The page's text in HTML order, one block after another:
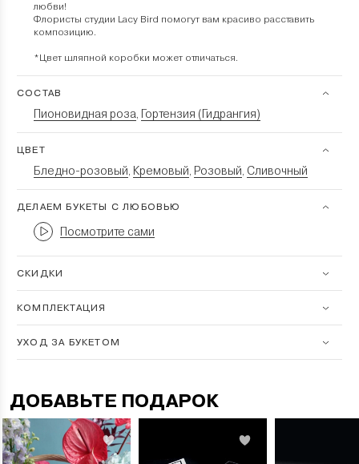
любви!
Флористы студии Lacy Bird помогут вам красиво расставить
композицию.
*Цвет шляпной коробки может отличаться.
СОСТАВ
Пионовидная роза, Гортензия (Гидрангия)
ЦВЕТ
Бледно-розовый, Кремовый, Розовый, Сливочный
ДЕЛАЕМ БУКЕТЫ С ЛЮБОВЬЮ
Посмотрите сами
СКИДКИ
КОМПЛЕКТАЦИЯ
УХОД ЗА БУКЕТОМ
ДОБАВЬТЕ ПОДАРОК